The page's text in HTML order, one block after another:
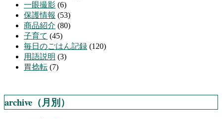
一眼撮影 (6)
保護情報 (53)
商品紹介 (80)
子育て (45)
毎日のごはん記録 (120)
用語説明 (3)
胃捻転 (7)
archive（月別）